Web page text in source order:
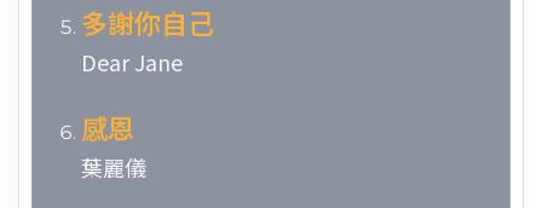
多謝你自己
Dear Jane
感恩
葉麗儀